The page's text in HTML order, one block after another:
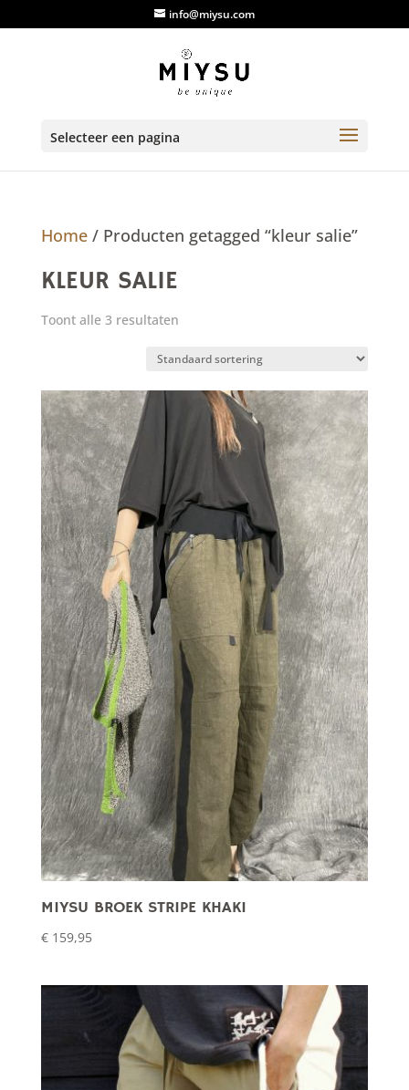
info@miysu.com
Selecteer een pagina
Home/ Producten getagged “kleur salie”
KLEUR SALIE
Toont alle 3 resultaten
MIYSU BROEK STRIPE KHAKI
€159,95